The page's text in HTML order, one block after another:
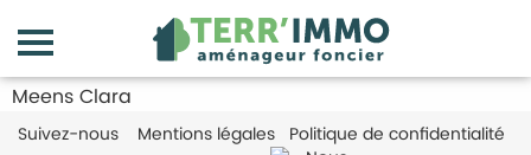
Meens Clara
Suivez-nous Mentions légales Politique de confidentialité